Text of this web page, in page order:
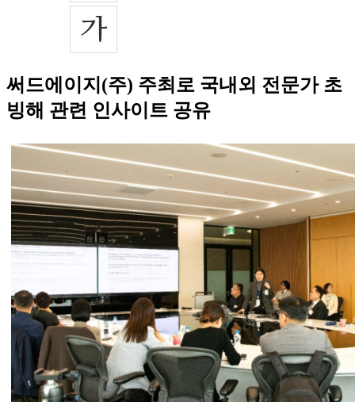
써드에이지(주) 주최로 국내외 전문가 초
빙해 관련 인사이트 공유